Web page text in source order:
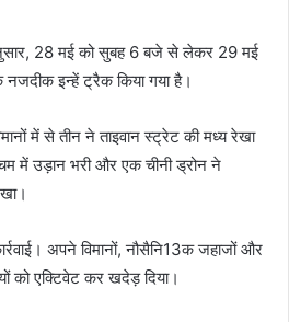
अनुसार, 28 मई को सुबह 6 बजे से लेकर 29 मई
इन्हें ट्रैक किया गया है।
में से तीन ने ताइवान स्ट्रेट की मध्य रेखा
में उड़ान भरी और एक चीनी ड्रोन ने
अपने विमानों, नौसैनि13क जहाजों और
को एक्टिवेट कर खदेड़ दिया।